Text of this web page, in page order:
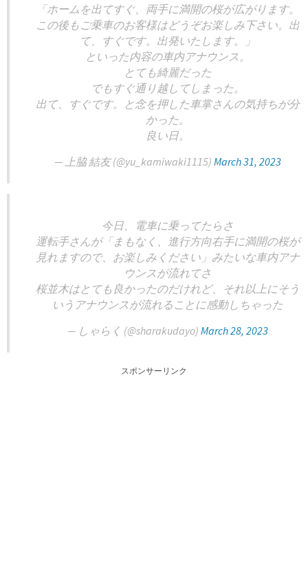
「ホームを出てすぐ、両手に満開の桜が広がります。
この後もご乗車のお客様はどうぞお楽しみ下さい。出
て、すぐです。出発いたします。」
といった内容の車内アナウンス。
とても綺麗だった
でもすぐ通り越してしまった。
出て、すぐです。と念を押した車掌さんの気持ちが分
かった。
良い日。
— 上脇 結友 (@yu_kamiwaki1115) March 31, 2023
今日、電車に乗ってたらさ
運転手さんが「まもなく、進行方向右手に満開の桜が
見れますので、お楽しみください」みたいな車内アナ
ウンスが流れてさ
桜並木はとても良かったのだけれど、それ以上にそう
いうアナウンスが流れることに感動しちゃった
— しゃらく (@sharakudayo) March 28, 2023
スポンサーリンク